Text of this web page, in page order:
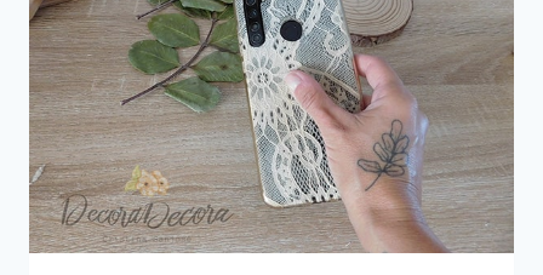
NOCHE
DE
SAN
JUAN